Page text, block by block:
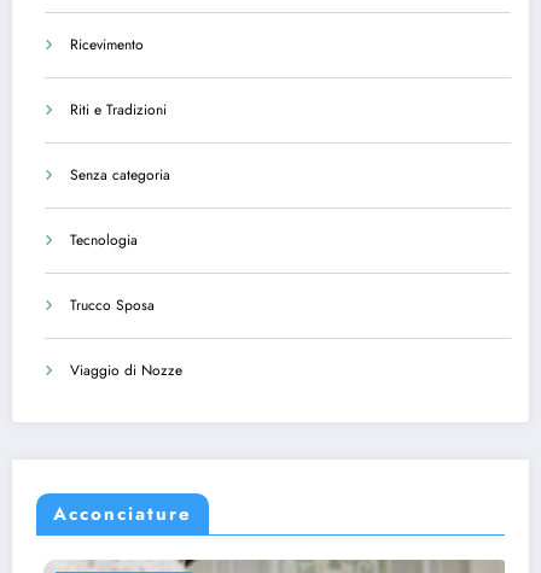
Ricevimento
Riti e Tradizioni
Senza categoria
Tecnologia
Trucco Sposa
Viaggio di Nozze
Acconciature